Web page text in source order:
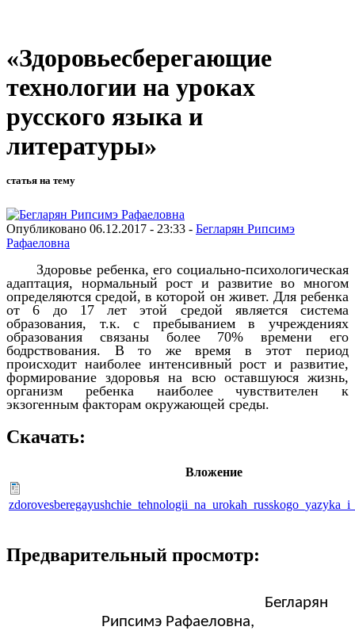
«Здоровьесберегающие
технологии на уроках
русского языка и
литературы»
статья на тему
Опубликовано 06.12.2017 - 23:33 - Бегларян Рипсимэ
Рафаеловна
Здоровье ребенка, его социально-психологическая
адаптация, нормальный рост и развитие во многом
определяются средой, в которой он живет. Для ребенка
от 6 до 17 лет этой средой является система
образования, т.к. с пребыванием в учреждениях
образования связаны более 70% времени его
бодрствования. В то же время в этот период
происходит наиболее интенсивный рост и развитие,
формирование здоровья на всю оставшуюся жизнь,
организм ребенка наиболее чувствителен к
экзогенным факторам окружающей среды.
Скачать:
Вложение
Предварительный просмотр:
Бегларян
Рипсимэ Рафаеловна,